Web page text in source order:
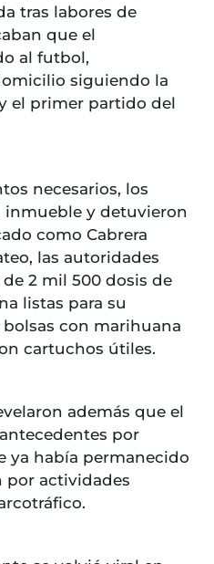
tras labores de
que el
al futbol,
siguiendo la
el primer partido del
necesarios, los
inmueble y detuvieron
como Cabrera
las autoridades
2 mil 500 dosis de
listas para su
con marihuana
cartuchos útiles.
además que el
por
ya había permanecido
por actividades